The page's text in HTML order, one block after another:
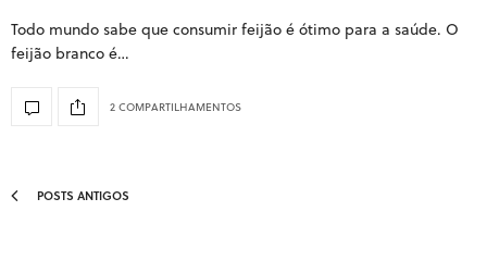
Todo mundo sabe que consumir feijão é ótimo para a saúde. O
feijão branco é…
2 COMPARTILHAMENTOS
POSTS ANTIGOS